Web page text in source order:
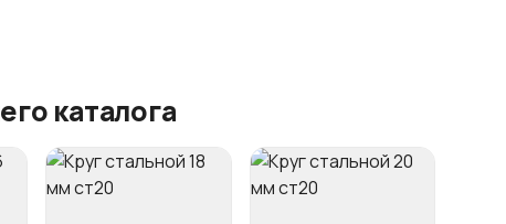
каталога